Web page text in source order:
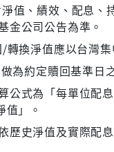
值、績效、配息
金公司公告為準。
換淨值應以台灣
為約定贖回基準日
公式為「每單位配
」。
歷史淨值及實際配